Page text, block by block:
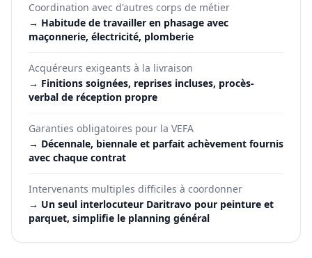
Coordination avec d'autres corps de métier
→ Habitude de travailler en phasage avec
maçonnerie, électricité, plomberie
Acquéreurs exigeants à la livraison
→ Finitions soignées, reprises incluses, procès-
verbal de réception propre
Garanties obligatoires pour la VEFA
→ Décennale, biennale et parfait achèvement fournis
avec chaque contrat
Intervenants multiples difficiles à coordonner
→ Un seul interlocuteur Daritravo pour peinture et
parquet, simplifie le planning général